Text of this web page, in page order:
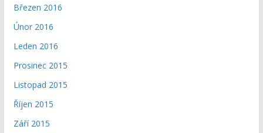
Březen 2016
Únor 2016
Leden 2016
Prosinec 2015
Listopad 2015
Říjen 2015
Září 2015